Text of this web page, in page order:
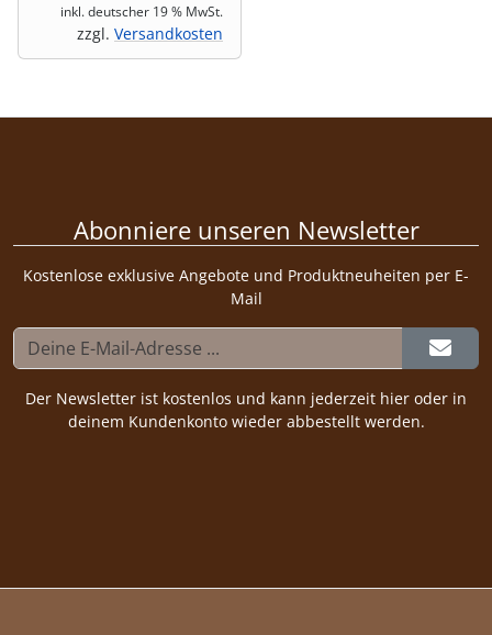
inkl. deutscher 19 % MwSt.
zzgl. Versandkosten
Abonniere unseren Newsletter
Kostenlose exklusive Angebote und Produktneuheiten per E-
Mail
Der Newsletter ist kostenlos und kann jederzeit hier oder in
deinem Kundenkonto wieder abbestellt werden.